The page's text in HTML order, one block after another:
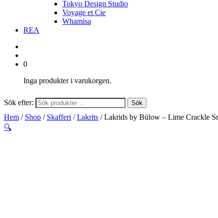
Tokyo Design Studio
Voyage et Cie
Whamisa
REA
0
Inga produkter i varukorgen.
Sök efter: Sök
Hem / Shop / Skafferi /Lakrits / Lakrids by Bülow – Lime Crackle
🔍